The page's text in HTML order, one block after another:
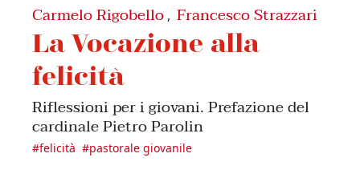
Carmelo Rigobello , Francesco Strazzari
La Vocazione alla
felicità
Riflessioni per i giovani. Prefazione del
cardinale Pietro Parolin
#felicità #pastorale giovanile